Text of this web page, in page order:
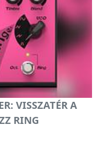
VISSZATÉR A
RING